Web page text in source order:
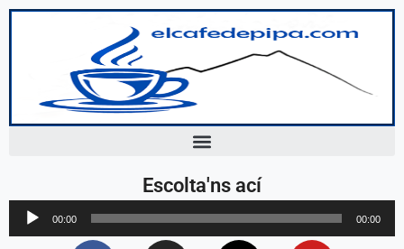
Reproductor
d'àudio
00:00 00:00